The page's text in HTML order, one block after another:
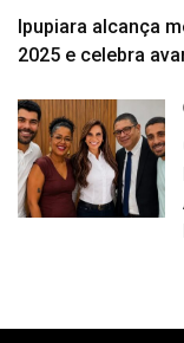
Ipupiara alcança
2025 e celebra